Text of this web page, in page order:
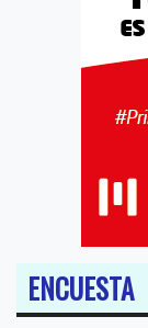
ENCUESTA